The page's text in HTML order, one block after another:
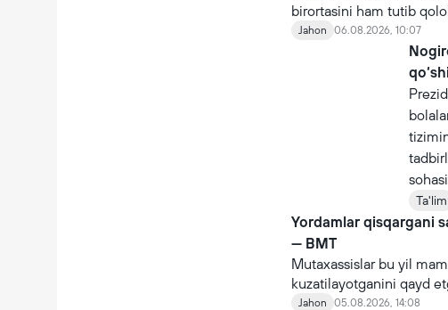
birortasini ham tutib
Jahon 06.08.2026, 10:07
Ta'lim
Yordamlar qisqargani
— BMT
Mutaxassislar bu yil
kuzatilayotganini qayd
Jahon 05.08.2026, 14:08